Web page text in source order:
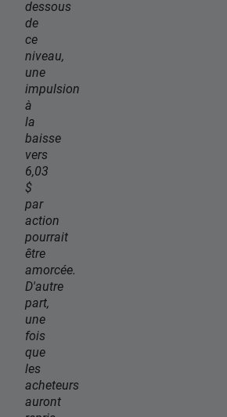
dessous
de
ce
niveau,
une
impulsion
à
la
baisse
vers
6,03
$
par
action
pourrait
être
amorcée.
D'autre
part,
une
fois
que
les
acheteurs
auront